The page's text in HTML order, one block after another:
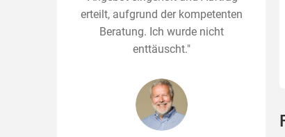
erteilt, aufgrund der kompetenten
Beratung. Ich wurde nicht
enttäuscht."